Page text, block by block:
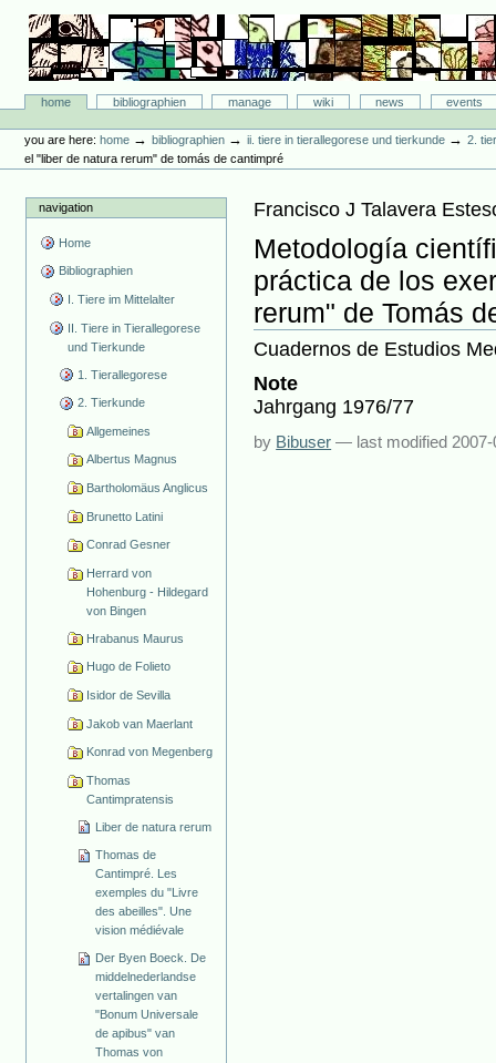
content.
navigation
Bibliographie-Portal
Sectionshome bibliographien manage wiki news
events
tools
you are here: home →bibliographien →ii. tiere in tierallegorese und tierkunde →2.
el "liber de natura rerum" de tomás de cantimpré
navigation
Home
Bibliographien
I. Tiere im Mittelalter
II. Tiere in Tierallegorese
und Tierkunde
1. Tierallegorese
2. Tierkunde
Allgemeines
Albertus Magnus
Bartholomäus Anglicus
Brunetto Latini
Conrad Gesner
Herrard von
Hohenburg - Hildegard
von Bingen
Hrabanus Maurus
Hugo de Folieto
Isidor de Sevilla
Jakob van Maerlant
Konrad von Megenberg
Thomas
Cantimpratensis
Liber de natura rerum
Thomas de
Cantimpré. Les
exemples du "Livre
des abeilles". Une
vision médiévale
Der Byen Boeck. De
middelnederlandse
vertalingen van
"Bonum Universale
de apibus" van
Thomas von
Francisco J Talavera
Metodología
práctica de los
rerum" de Tomás
Cuadernos de Estudios
Note
Jahrgang 1976/77
by Bibuser — last modified